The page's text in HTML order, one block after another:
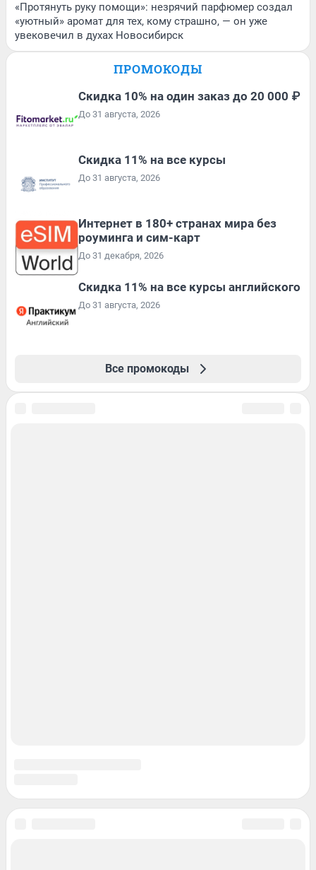
«Протянуть руку помощи»: незрячий парфюмер создал
«уютный» аромат для тех, кому страшно, — он уже
увековечил в духах Новосибирск
ПРОМОКОДЫ
Скидка 10% на один заказ до 20 000 ₽
До 31 августа, 2026
Скидка 11% на все курсы
До 31 августа, 2026
Интернет в 180+ странах мира без
роуминга и сим-карт
До 31 декабря, 2026
Скидка 11% на все курсы английского
До 31 августа, 2026
Все промокоды